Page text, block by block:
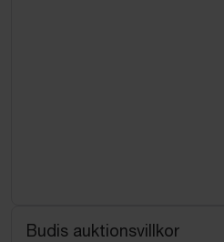
Budis auktionsvillkor